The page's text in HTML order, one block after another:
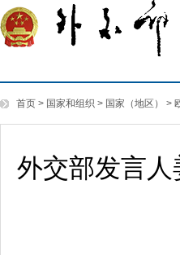
首页 > 国家和组织 > 国家（地区） >
外交部发言